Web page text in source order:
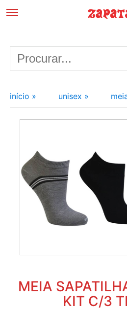
início » unisex »
MEIA
KIT C/3